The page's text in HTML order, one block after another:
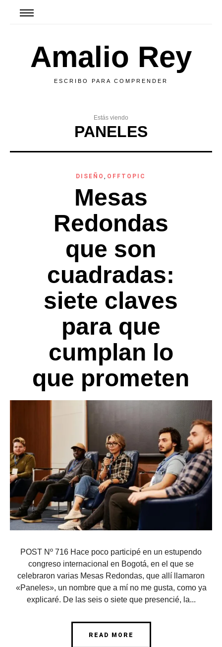
Amalio Rey
ESCRIBO PARA COMPRENDER
Estás viendo
PANELES
DISEÑO, OFFTOPIC
Mesas
Redondas
que son
cuadradas:
siete claves
para que
cumplan lo
que prometen
POST Nº 716 Hace poco participé en un estupendo
congreso internacional en Bogotá, en el que se
celebraron varias Mesas Redondas, que allí llamaron
«Paneles», un nombre que a mí no me gusta, como ya
explicaré. De las seis o siete que presencié, la...
READ MORE